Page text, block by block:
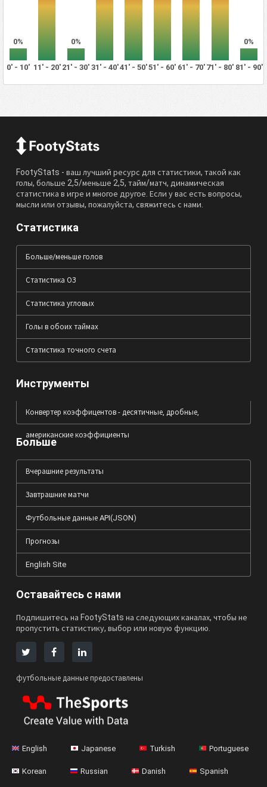
0% 0% 0%
0' - 10' 11' - 20' 21' - 30' 31' - 40'41' - 50'51' - 60' 61' - 70' 71' - 80' 81' - 90'
FootyStats - ваш лучший ресурс для статистики, такой как
голы, больше 2,5/меньше 2,5, тайм/матч, динамическая
статистика в игре и многое другое. Если у вас есть вопросы,
мысли или отзывы, пожалуйста, свяжитесь с нами.
Статистика
Больше/меньше голов
Статистика ОЗ
Статистика угловых
Голы в обоих таймах
Статистика точного счета
Инструменты
Конвертер коэффицентов - десятичные, дробные,
американские коэффициенты
Больше
Вчерашние результаты
Завтрашние матчи
Футбольные данные API(JSON)
Прогнозы
English Site
Оставайтесь с нами
Подпишитесь на FootyStats на следующих каналах, чтобы не
пропустить статистику, выбор или новую функцию.
футбольные данные предоставлены
English Japanese Turkish Portuguese
Korean Russian Danish Spanish